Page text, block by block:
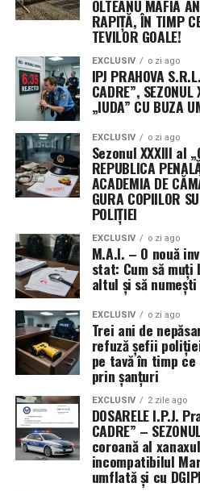
pentru toată lumea sub
Departamentele sunt împărțite
ceasornic elvețian: Petre
Adrian-Mihai Hotca de știință
asociația), iar Vasile Drăghici îi
din postura de Secretar
resursă vulgară, dar necesară
expertei Simona Mihaela
Trezorier și face parte,
Nume grele, titluri
membri care nu se
Pentru ca niciun orgoliu să nu
Consiliului Director pare
onoare: Alexandru Boroi,
Ana Iancu, Nicoleta Hegheș,
Giorgiana Simionescu, Bogdan
Voicescu. Toți acești „doctori”
la bunul mers al științei
cenzori, formată din Petrică
Bianca-Denisa Grigorie, stă cu
OLTEANU MAFIA
RAPIȚĂ, ÎN TIMP
TEVILOR GOALE!
EXCLUSIV o zi ago
IPJ PRAHOVA
CADRE”,
„IUDA” CU BUZA
EXCLUSIV o zi ago
Sezonul XXXIII al
REPUBLICA
ACADEMIA DE
GURA COPIILOR
POLIȚIEI
EXCLUSIV o zi ago
M.A.I. – O nouă
stat: Cum să
altul și să
EXCLUSIV o zi ago
Trei ani de
refuză șefii
pe tavă în timp
prin șanțuri
EXCLUSIV 2 zile ago
DOSARELE I.P.J.
CADRE” –
coroană al
incompatibilul
umflată și cu